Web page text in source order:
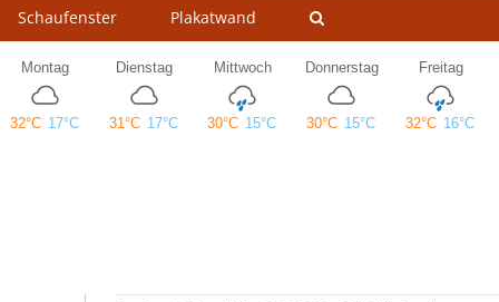
Schaufenster Plakatwand